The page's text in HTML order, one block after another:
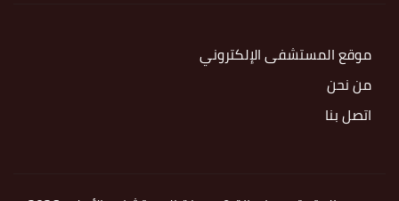
موقع المستشفى الإلكتروني
من نحن
اتصل بنا